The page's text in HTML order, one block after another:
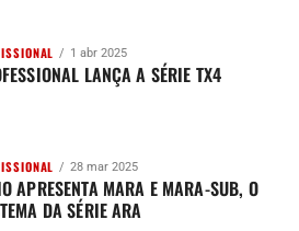
1 abr 2025
LANÇA A SÉRIE TX4
28 mar 2025
APRESENTA MARA E MARA-SUB, O
DA SÉRIE ARA